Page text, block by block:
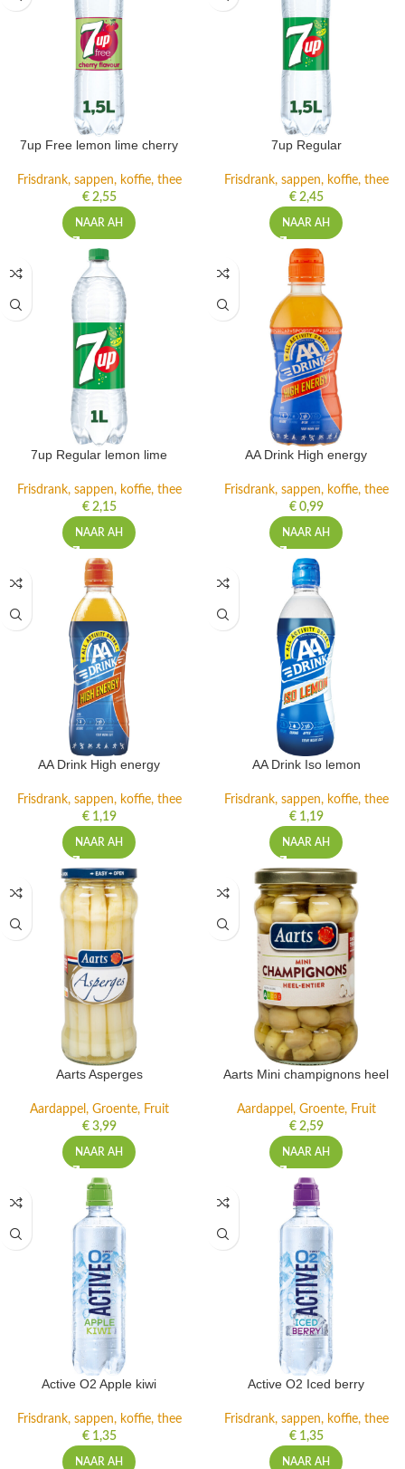
7up Free lemon lime cherry
Frisdrank, sappen, koffie, thee
€2,55
NAAR AH
7up Regular
Frisdrank, sappen, koffie, thee
€2,45
NAAR AH
7up Regular lemon lime
Frisdrank, sappen, koffie, thee
€2,15
NAAR AH
AA Drink High energy
Frisdrank, sappen, koffie, thee
€0,99
NAAR AH
AA Drink High energy
Frisdrank, sappen, koffie, thee
€1,19
NAAR AH
AA Drink Iso lemon
Frisdrank, sappen, koffie, thee
€1,19
NAAR AH
Aarts Asperges
Aardappel, Groente, Fruit
€3,99
NAAR AH
Aarts Mini champignons heel
Aardappel, Groente, Fruit
€2,59
NAAR AH
Active O2 Apple kiwi
Frisdrank, sappen, koffie, thee
€1,35
NAAR AH
Active O2 Iced berry
Frisdrank, sappen, koffie, thee
€1,35
NAAR AH